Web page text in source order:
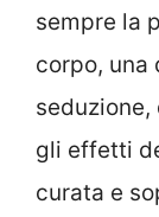
sempre la
corpo, una
seduzione,
gli effetti
curata e